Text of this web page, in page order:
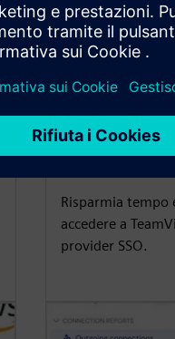
Single
Risparmia tempo
accedere a
provider SSO.